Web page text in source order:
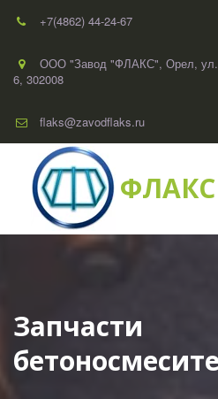
+7(4862) 44-24-67
ООО "Завод "ФЛАКС", Орел,
6, 302008
flaks@zavodflaks.ru
ФЛАКС
Запчасти